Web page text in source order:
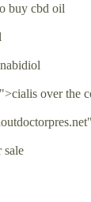
buy cbd oil
over the